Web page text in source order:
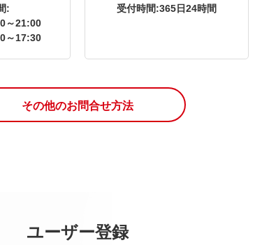
:
～21:00
～17:30
受付時間:365日24時間
その他のお問合せ方法
ユーザー登録